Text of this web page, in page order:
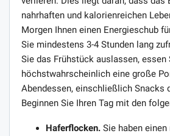
nahrhaften und kalorienreichen
Morgen Ihnen einen Energieschub
Sie mindestens 3-4 Stunden lang
Sie das Frühstück auslassen, essen
höchstwahrscheinlich eine große
Abendessen, einschließlich Snacks
Beginnen Sie Ihren Tag mit den
Haferflocken. Sie haben einen